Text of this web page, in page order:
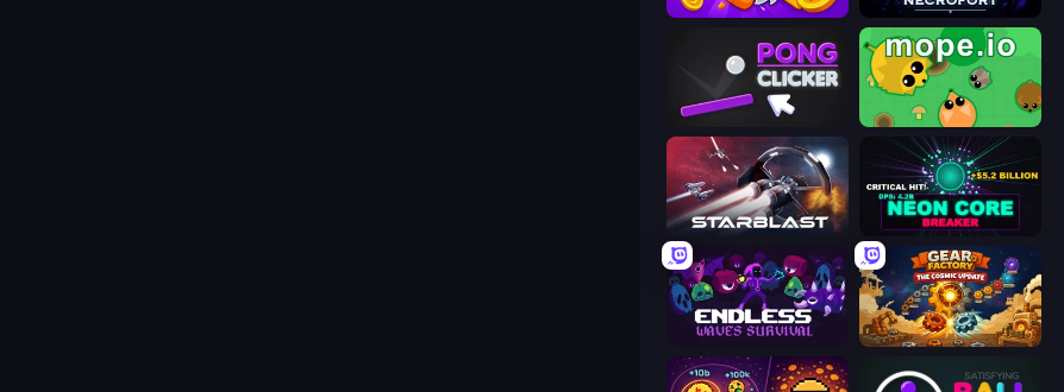
Farm Ring Idle Necrofort
Pong Clicker Mope.io
StarBlast Neon Core Breaker
Endless Waves Survival Gear Factory